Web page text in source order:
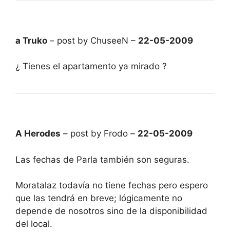
a Truko – post by ChuseeN – 22-05-2009
¿ Tienes el apartamento ya mirado ?
A Herodes – post by Frodo – 22-05-2009
Las fechas de Parla también son seguras.
Moratalaz todavía no tiene fechas pero espero
que las tendrá en breve; lógicamente no
depende de nosotros sino de la disponibilidad
del local.